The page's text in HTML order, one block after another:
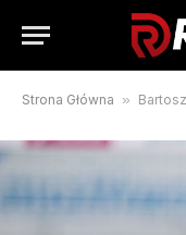
Strona Główna » Bartosz